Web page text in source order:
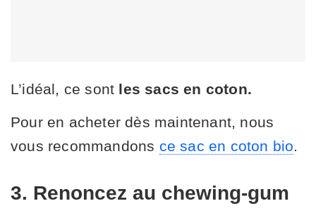
L’idéal, ce sont les sacs en coton.
Pour en acheter dès maintenant, nous
vous recommandons ce sac en coton bio.
3. Renoncez au chewing-gum